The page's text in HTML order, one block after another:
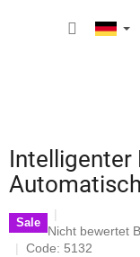
Intelligenter
Sale
Die
durchschnittliche
Nicht bewertet
Code: 5132